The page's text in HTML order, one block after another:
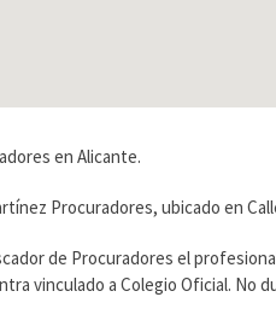
en Alicante.
Procuradores, ubicado en
de Procuradores el
vinculado a Colegio Oficial. No